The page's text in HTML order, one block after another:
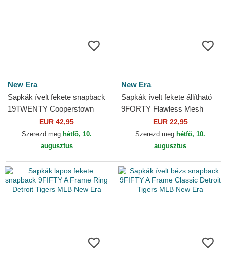
New Era
Sapkák ívelt fekete snapback
19TWENTY Cooperstown
Cord Detroit Tigers MLB New
EUR 42,95
Szerezd meg hétfő, 10.
augusztus
New Era
Sapkák ívelt fekete állítható
9FORTY Flawless Mesh
Detroit Tigers MLB New Era
EUR 22,95
Szerezd meg hétfő, 10.
augusztus